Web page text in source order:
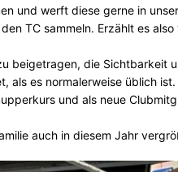
und werft diese gerne in
TC sammeln. Erzählt es also
beigetragen, die Sichtbarkeit
als es normalerweise üblich
und als neue
auch in diesem Jahr